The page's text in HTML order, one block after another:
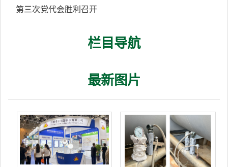
第三次党代会胜利召开
栏目导航
最新图片